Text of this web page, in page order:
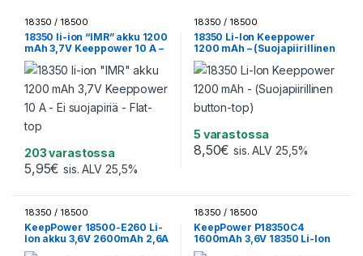
18350 / 18500
18350 li-ion “IMR” akku 1200
mAh 3,7V Keeppower 10 A –
Ei suojapiriä – Flat-top
203 varastossa
5,95€ sis. ALV 25,5%
18350 / 18500
18350 Li-Ion Keeppower
1200 mAh – (Suojapiirillinen
button-top)
5 varastossa
8,50€ sis. ALV 25,5%
18350 / 18500
KeepPower 18500-E260 Li-
Ion akku 3,6V 2600mAh 2,6A
– Ei suojapiiriä – Flat-top
18350 / 18500
KeepPower P18350C4
1600mAh 3,6V 18350 Li-Ion
akku suojapiirillä – 1 kpl